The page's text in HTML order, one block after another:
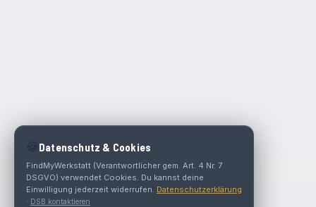
🍪 Datenschutz & Cookies
FindMyWerkstatt (Verantwortlicher gem. Art. 4 Nr. 7
DSGVO) verwendet Cookies. Du kannst deine
Einwilligung jederzeit widerrufen. Datenschutzerklärung
· DSB kontaktieren